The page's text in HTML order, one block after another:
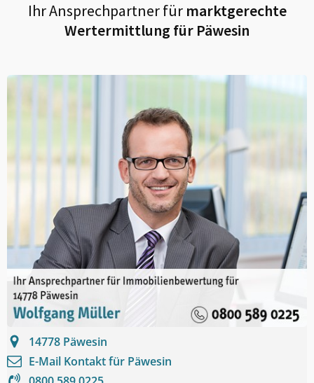
Ihr Ansprechpartner fürmarktgerechte
Wertermittlung für Päwesin
14778 Päwesin
E-Mail Kontakt für Päwesin